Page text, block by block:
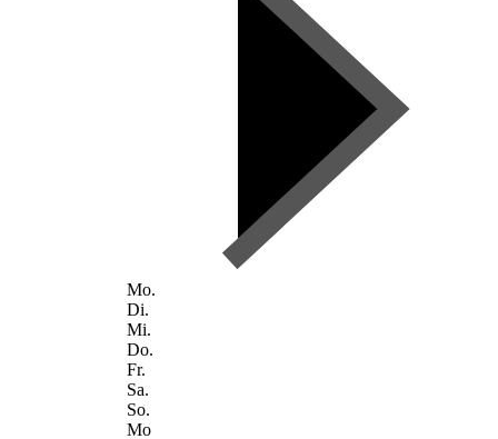
Mo.
Di.
Mi.
Do.
Fr.
Sa.
So.
Mo